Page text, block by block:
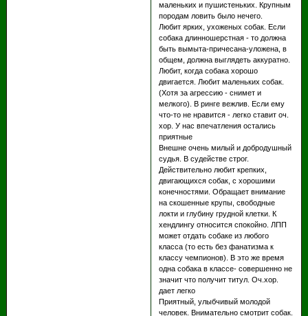
маленьких и пушистеньких. Крупным
породам ловить было нечего.
Любит ярких, ухоженых собак. Если
собака длинношерстная - то должна
быть вымыта-причесана-уложена, в
общем, должна выглядеть аккуратно.
Любит, когда собака хорошо
двигается. Любит маленьких собак.
(Хотя за агрессию - снимет и
мелкого). В ринге вежлив. Если ему
что-то не нравится - легко ставит оч.
хор. У нас впечатления остались
приятные
Внешне очень милый и добродушный
судья. В судействе строг.
Действительно любит крепких,
двигающихся собак, с хорошими
конечностями. Обращает внимание
на скошенные крупы, свободные
локти и глубину грудной клетки. К
хендлингу относится спокойно. ЛПП
может отдать собаке из любого
класса (то есть без фанатизма к
классу чемпионов). В это же время
одна собака в классе- совершенно не
значит что получит титул. Оч.хор.
дает легко
Приятный, улыбчивый молодой
человек. Внимательно смотрит собак.